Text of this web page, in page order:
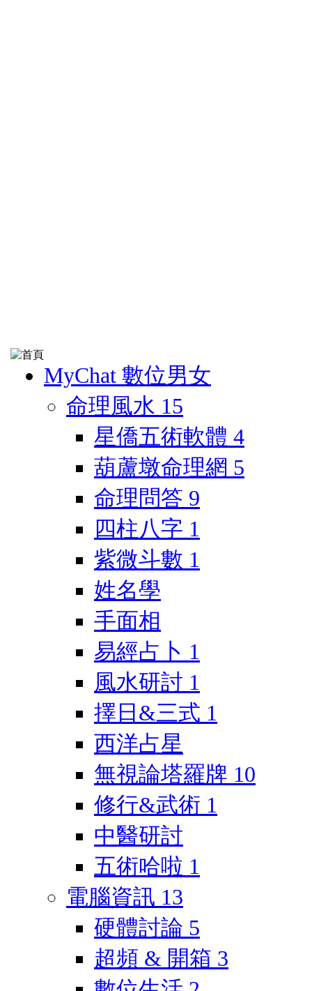
MyChat 數位男女
命理風水 15
星僑五術軟體 4
葫蘆墩命理網 5
命理問答 9
四柱八字 1
紫微斗數 1
姓名學
手面相
易經占卜 1
風水研討 1
擇日&三式 1
西洋占星
無視論塔羅牌 10
修行&武術 1
中醫研討
五術哈啦 1
電腦資訊 13
硬體討論 5
超頻 & 開箱 3